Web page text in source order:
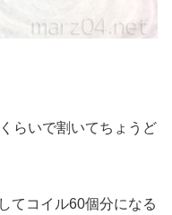
らいで割いてちょうど
てコイル60個分になる